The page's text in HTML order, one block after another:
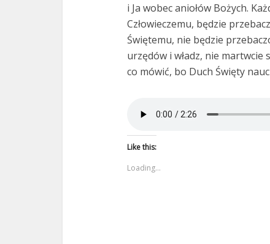
i Ja wobec aniołów Bożych.
Człowieczemu, będzie
Świętemu, nie będzie
urzędów i władz, nie
co mówić, bo Duch Święty
Like this:
Loading...